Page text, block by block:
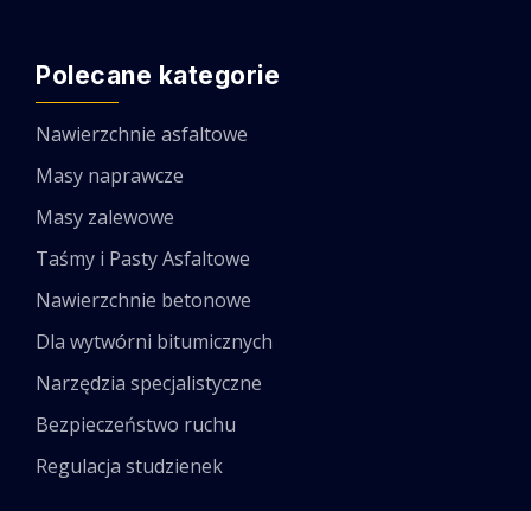
Polecane kategorie
Nawierzchnie asfaltowe
Masy naprawcze
Masy zalewowe
Taśmy i Pasty Asfaltowe
Nawierzchnie betonowe
Dla wytwórni bitumicznych
Narzędzia specjalistyczne
Bezpieczeństwo ruchu
Regulacja studzienek